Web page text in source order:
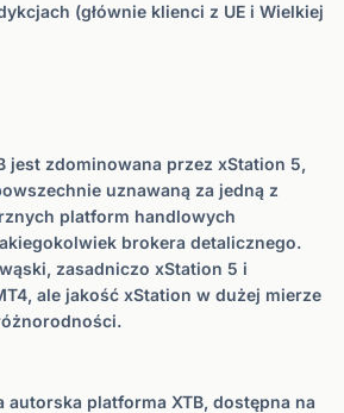
(głównie klienci z UE i Wielkiej
jest zdominowana przez xStation 5,
uznawaną za jedną z
platform handlowych
brokera detalicznego.
zasadniczo xStation 5 i
ale jakość xStation w dużej mierze
platforma XTB, dostępna na